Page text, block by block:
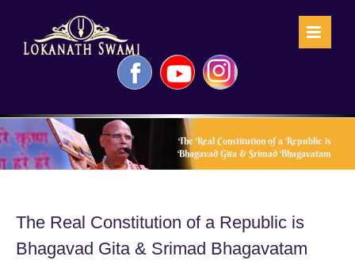
FacebookYouTubeInstagram
The Real Constitution of a Republic is
Bhagavad Gita & Srimad Bhagavatam
The Real Constitution of a Republic is
Bhagavad Gita & Srimad Bhagavatam